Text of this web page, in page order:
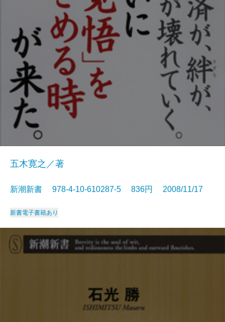
五木寛之／著
新潮新書 978-4-10-610287-5 836円 2008/11/17
新書電子書籍あり